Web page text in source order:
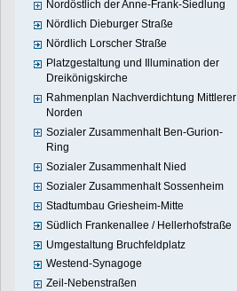
Nordöstlich der Anne-Frank-Siedlung
Nördlich Dieburger Straße
Nördlich Lorscher Straße
Platzgestaltung und Illumination der
Dreikönigskirche
Rahmenplan Nachverdichtung Mittlerer
Norden
Sozialer Zusammenhalt Ben-Gurion-
Ring
Sozialer Zusammenhalt Nied
Sozialer Zusammenhalt Sossenheim
Stadtumbau Griesheim-Mitte
Südlich Frankenallee / Hellerhofstraße
Umgestaltung Bruchfeldplatz
Westend-Synagoge
Zeil-Nebenstraßen